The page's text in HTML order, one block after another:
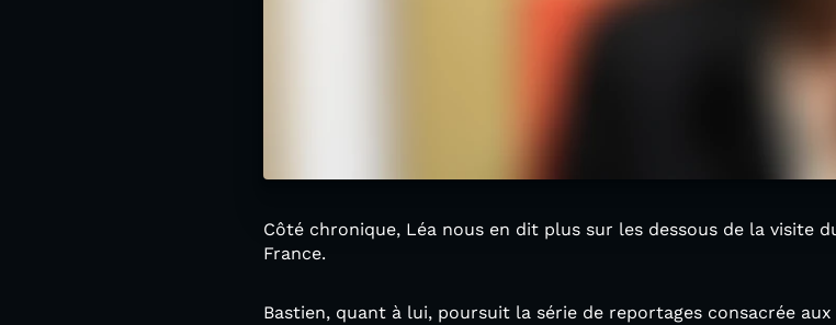
Côté chronique, Léa nous en dit plus sur les dessous de la visite
France.
Bastien, quant à lui, poursuit la série de reportages consacrée